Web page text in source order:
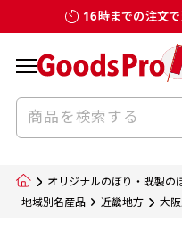
16時までの注文
オリジナルのぼり・既製の
地域別名産品
近畿地方 大